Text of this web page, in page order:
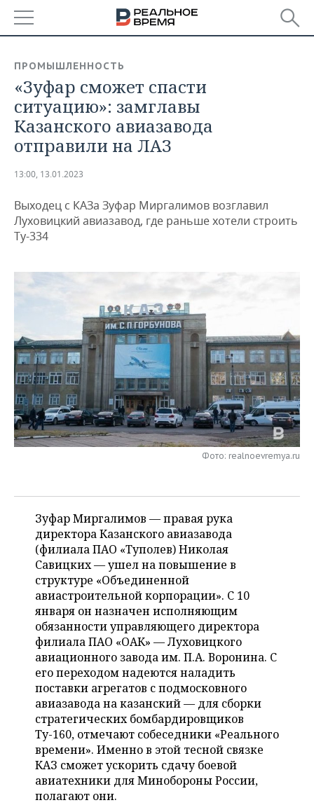
БАШКОРТОСТАН
ТАТАРСТАН
УДМУРТИЯ
НОВОСТИ
АНАЛИТИКА
НОВОСТИ АНАЛИТИКИ
ДЕКЛАРАЦИИ О ДОХОДАХ
КОРОЛИ ГОСЗАКАЗА ПФО
ВУЗЫ ТАТАРСТАНА
КОМУ ПРИНАДЛЕЖАТ
ТОРГОВЫЕ ЦЕНТРЫ
ТАТАРСТАНА
ЭКОНОМИКА
НОВОСТИ ЭКОНОМИКИ
ФИНАНСЫ
БАНКИ
БЮДЖЕТ
ПРОМЫШЛЕННОСТЬ
НОВОСТИ
ПРОМЫШЛЕННОСТИ
МАШИНОСТРОЕНИЕ
НЕФТЕХИМИЯ
НЕФТЬ
ОПК
ЭНЕРГЕТИКА
НЕДВИЖИМОСТЬ
НОВОСТИ НЕДВИЖИМОСТИ
АВТО
НОВОСТИ АВТО
БИЗНЕС
НОВОСТИ БИЗНЕСА
РОЗНИЧНАЯ ТОРГОВЛЯ
ТРАНСПОРТ
УСЛУГИ
НОВОСТИ ТЕХНОЛОГИЙ
IT
МЕДИА
ТЕЛЕКОММУНИКАЦИИ
МЕРОПРИЯТИЯ
НОВОСТИ МЕРОПРИЯТИЙ
ВЫЕЗДНАЯ РЕДАКЦИЯ
БИЗНЕС-БРАНЧИ
ОТКРЫТАЯ ЛЕКЦИЯ
СПОРТ
НОВОСТИ СПОРТА
ФУТБОЛ
БАСКЕТБОЛ
ВОЛЕЙБОЛ
КИБЕРСПОРТ
ФИГУРНОЕ КАТАНИЕ
ВОДНЫЕ ВИДЫ СПОРТА
ХОККЕЙ С МЯЧОМ
ОБЩЕСТВО
НОВОСТИ ОБЩЕСТВА
ИНФРАСТРУКТУРА
ИСТОРИЯ
КУЛЬТУРА
МЕДИЦИНА
ОБРАЗОВАНИЕ
ПРОИСШЕСТВИЯ
ФОТОГАЛЕРЕЯ
СПИСОК ПЕРСОН
СПИСОК КОМПАНИЙ
ПОЛНАЯ ВЕРСИЯ
ПРОМЫШЛЕННОСТЬ
«Зуфар сможет спасти
ситуацию»: замглавы
Казанского авиазавода
отправили на ЛАЗ
13:00, 13.01.2023
Выходец с КАЗа Зуфар Миргалимов возглавил
Луховицкий авиазавод, где раньше хотели строить
Ту-334
Фото: realnoevremya.ru
Зуфар Миргалимов — правая рука
директора Казанского авиазавода
(филиала ПАО «Туполев) Николая
Савицких — ушел на повышение в
структуре «Объединенной
авиастроительной корпорации». С 10
января он назначен исполняющим
обязанности управляющего директора
филиала ПАО «ОАК» — Луховицкого
авиационного завода им. П.А. Воронина. С
его переходом надеются наладить
поставки агрегатов с подмосковного
авиазавода на казанский — для сборки
стратегических бомбардировщиков
Ту-160, отмечают собеседники «Реального
времени». Именно в этой тесной связке
КАЗ сможет ускорить сдачу боевой
авиатехники для Минобороны России,
полагают они.